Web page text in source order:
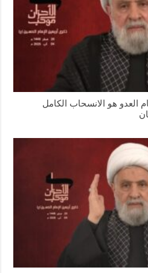
العدو هو الانسحاب الكامل